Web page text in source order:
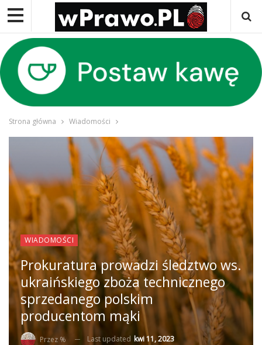
Strona główna Wiadomości
WIADOMOŚCI
Prokuratura prowadzi śledztwo ws.
ukraińskiego zboża technicznego
sprzedanego polskim
producentom mąki
Przez % Last updated kwi 11, 2023